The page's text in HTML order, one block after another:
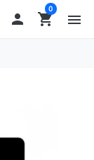
 shopping_cart
0
menu